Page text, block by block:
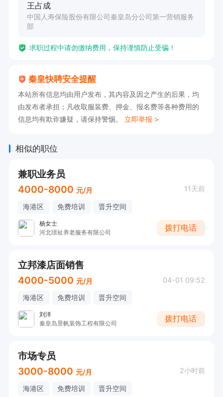
有银行、证券、贷款等金融经验者优先。
3. 具备良好的客户沟通与服务能力，能够有效维
力。
任务。
王占成
中国人寿保险股份有限公司秦皇岛分公司第一营销服务
部
求职过程中请勿缴纳费用，保持谨慎防止受骗！
秦皇快聘安全提醒
本站所有信息均由用户发布，其内容及因之产生的后果，均
由发布者承担；凡收取服装费、押金、报名费等各种费用的
信息均有欺诈嫌疑，请保持警惕。 立即举报 >
相似的职位
兼职业务员
4000-8000 元/月 11天前
海港区 免费培训 晋升空间
杨女士
河北璟祉养老服务有限公司
拨打电话
立邦漆店面销售
4000-5000 元/月 04-01 09:52
海港区 免费培训 晋升空间
刘洋
秦皇岛景帆装饰工程有限公司
拨打电话
市场专员
3000-8000 元/月 2小时前
海港区 免费培训 晋升空间